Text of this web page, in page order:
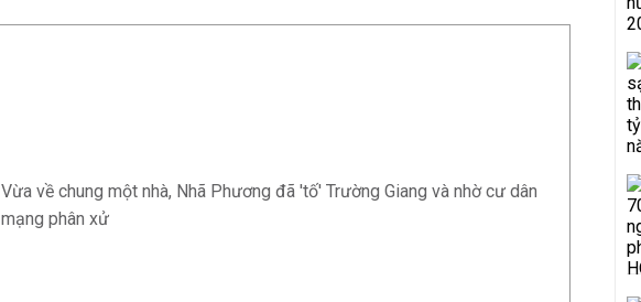
Vừa về chung một nhà, Nhã Phương đã 'tố' Trường Giang và nhờ cư dân
mạng phân xử